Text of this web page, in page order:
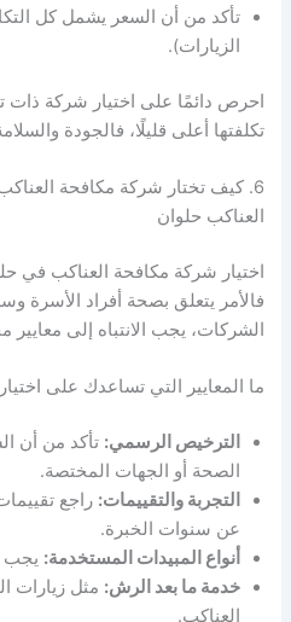
تأكد من أن السعر يشمل كل
الزيارات).
احرص دائمًا على اختيار شركة ذات
تكلفتها أعلى قليلًا، فالجودة
6. كيف تختار شركة مكافحة
العناكب حلوان
اختيار شركة مكافحة العناكب في
فالأمر يتعلق بصحة أفراد الأسرة
الشركات، يجب الانتباه إلى
ما المعايير التي تساعدك على
الترخيص الرسمي: تأكد من أن
الصحة أو الجهات المختصة.
التجربة والتقييمات: راجع
عن سنوات الخبرة.
أنواع المبيدات المستخدمة: يجب
خدمة ما بعد الرش: مثل زيارات
العناكب.